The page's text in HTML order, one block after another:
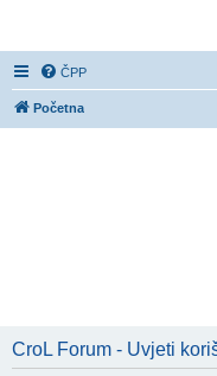
ČPP
Početna
CroL Forum - Uvjeti